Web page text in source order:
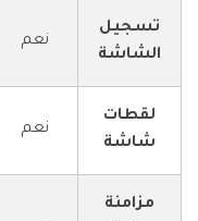
تسجيل
الشاشة
نعم
لقطات
شاشة
نعم
مزامنة